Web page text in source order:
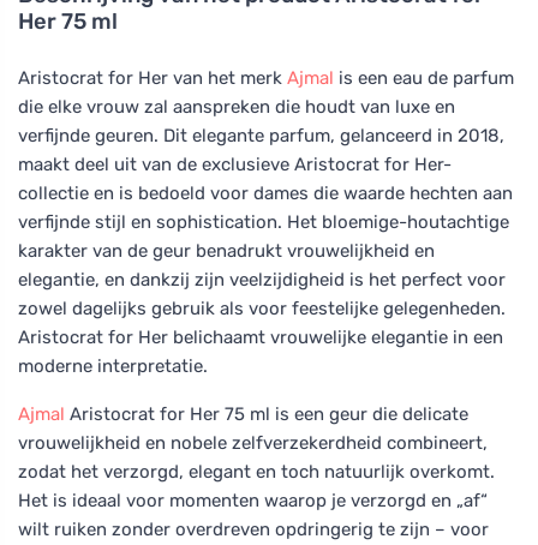
Her 75 ml
Aristocrat for Her van het merk Ajmal is een eau de parfum
die elke vrouw zal aanspreken die houdt van luxe en
verfijnde geuren. Dit elegante parfum, gelanceerd in 2018,
maakt deel uit van de exclusieve Aristocrat for Her-
collectie en is bedoeld voor dames die waarde hechten aan
verfijnde stijl en sophistication. Het bloemige-houtachtige
karakter van de geur benadrukt vrouwelijkheid en
elegantie, en dankzij zijn veelzijdigheid is het perfect voor
zowel dagelijks gebruik als voor feestelijke gelegenheden.
Aristocrat for Her belichaamt vrouwelijke elegantie in een
moderne interpretatie.
Ajmal Aristocrat for Her 75 ml is een geur die delicate
vrouwelijkheid en nobele zelfverzekerdheid combineert,
zodat het verzorgd, elegant en toch natuurlijk overkomt.
Het is ideaal voor momenten waarop je verzorgd en „af“
wilt ruiken zonder overdreven opdringerig te zijn – voor